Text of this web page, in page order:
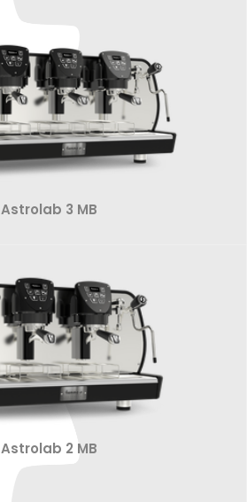
Astrolab 3 MB
Astrolab 2 MB